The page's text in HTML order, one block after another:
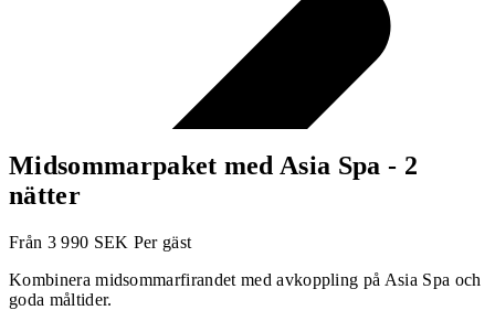
Midsommarpaket med Asia Spa - 2
nätter
Från 3 990 SEK Per gäst
Kombinera midsommarfirandet med avkoppling på Asia Spa och
goda måltider.